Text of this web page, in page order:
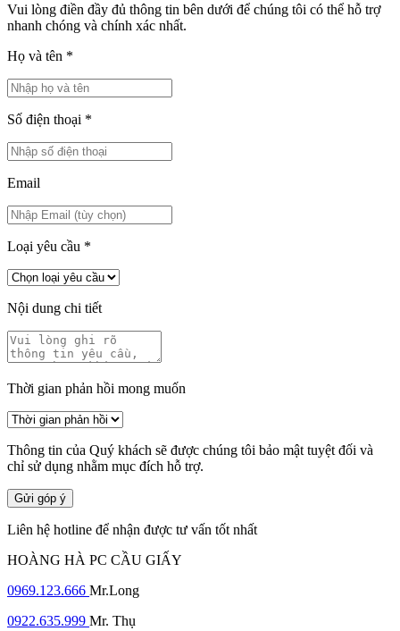
Vui lòng điền đầy đủ thông tin bên dưới để chúng tôi có thể hỗ trợ
nhanh chóng và chính xác nhất.
Họ và tên *
Số điện thoại *
Email
Loại yêu cầu *
Nội dung chi tiết
Thời gian phản hồi mong muốn
Thông tin của Quý khách sẽ được chúng tôi bảo mật tuyệt đối và
chỉ sử dụng nhằm mục đích hỗ trợ.
Gửi góp ý
Liên hệ hotline để nhận được tư vấn tốt nhất
HOÀNG HÀ PC CẦU GIẤY
0969.123.666 Mr.Long
0922.635.999 Mr. Thụ